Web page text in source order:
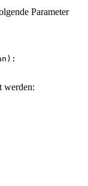
Parameter
werden: